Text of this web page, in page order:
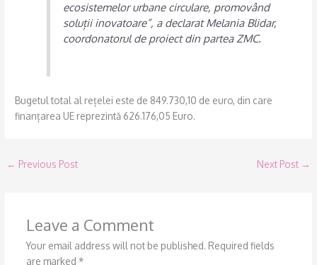
ecosistemelor urbane circulare, promovând
soluții inovatoare”, a declarat Melania Blidar,
coordonatorul de proiect din partea ZMC.
Bugetul total al rețelei este de 849.730,10 de euro, din care
finanțarea UE reprezintă 626.176,05 Euro.
← Previous Post Next Post →
Leave a Comment
Your email address will not be published. Required fields
are marked *